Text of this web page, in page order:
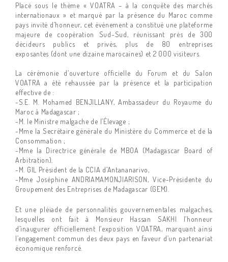
Placé sous le thème « VOATRA – à la conquête des marchés
internationaux » et marqué par la présence du Maroc comme
pays invité d’honneur, cet événement a constitué une plateforme
majeure de coopération Sud-Sud, réunissant près de 300
décideurs publics et privés, plus de 80 entreprises
exposantes (dont une dizaine marocaines) et 2 000 visiteurs.
La cérémonie d’ouverture officielle du Forum et du Salon
VOATRA a été rehaussée par la présence et la participation
effective de :
-S.E. M. Mohamed BENJILLANY, Ambassadeur du Royaume du
Maroc à Madagascar ;
-M. le Ministre malgache de l’Élevage ;
-Mme la Secrétaire générale du Ministère du Commerce et de la
Consommation ;
-Mme la Directrice générale de MBOA (Madagascar Board of
Arbitration).
-M. GIL Président de la CCIA d’Antananarivo,
-Mme Joséphine ANDRIAMAMONJIARISON, Vice-Présidente du
Groupement des Entreprises de Madagascar (GEM).
Et une pléiade de personnalités gouvernementales malgaches,
lesquelles ont fait à Monsieur Hassan SAKHI l’honneur
d’inaugurer officiellement l’exposition VOATRA, marquant ainsi
l’engagement commun des deux pays en faveur d’un partenariat
économique renforcé.